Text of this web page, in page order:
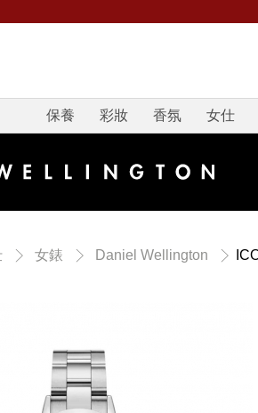
保養 彩妝 香氛 女仕
女錶 Daniel Wellington